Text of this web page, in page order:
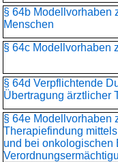
§ 64b Modellvorhaben
Menschen
§ 64c Modellvorhaben
§ 64d Verpflichtende
Übertragung ärztlicher
§ 64e Modellvorhaben
Therapiefindung
und bei onkologischen